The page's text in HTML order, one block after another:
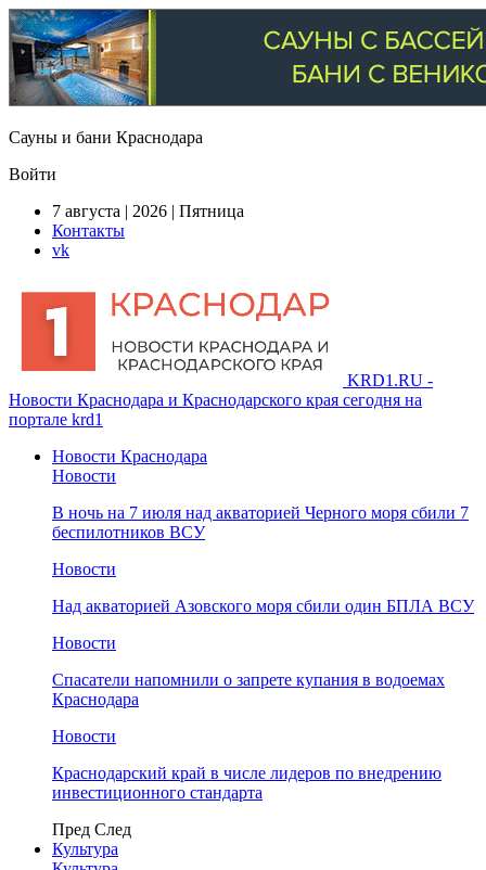
Сауны и бани Краснодара
Войти
7 августа | 2026 | Пятница
Контакты
vk
KRD1.RU -
Новости Краснодара и Краснодарского края сегодня на
портале krd1
Новости Краснодара
Новости
В ночь на 7 июля над акваторией Черного моря сбили 7
беспилотников ВСУ
Новости
Над акваторией Азовского моря сбили один БПЛА ВСУ
Новости
Спасатели напомнили о запрете купания в водоемах
Краснодара
Новости
Краснодарский край в числе лидеров по внедрению
инвестиционного стандарта
Пред След
Культура